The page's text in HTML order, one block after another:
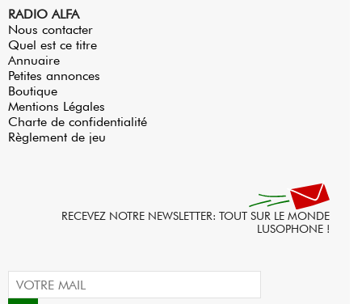
RADIO ALFA
Nous contacter
Quel est ce titre
Annuaire
Petites annonces
Boutique
Mentions Légales
Charte de confidentialité
Règlement de jeu
RECEVEZ NOTRE NEWSLETTER: TOUT SUR LE MONDE
LUSOPHONE !